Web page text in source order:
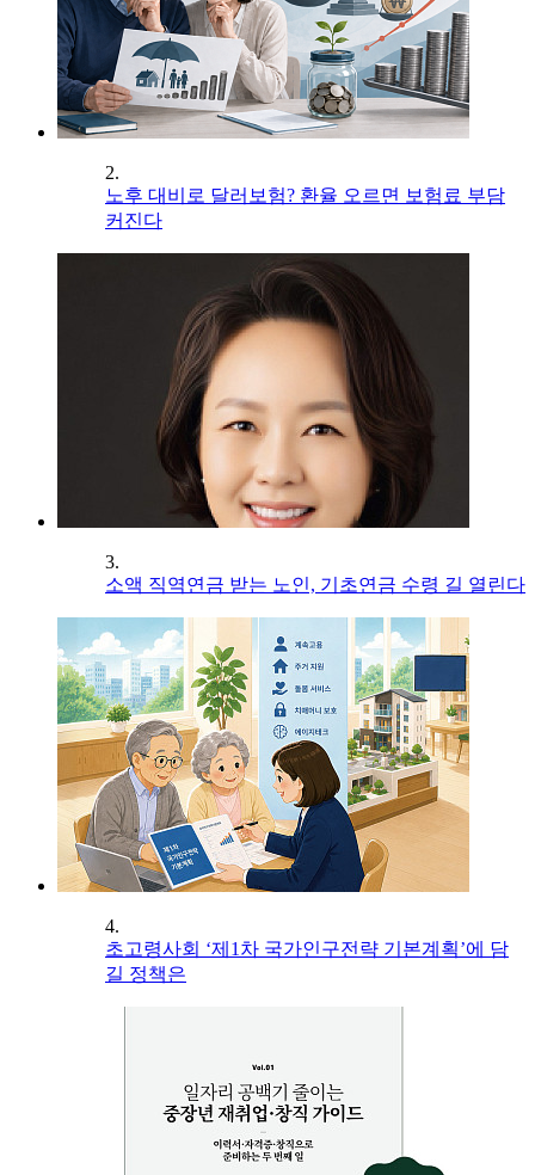
2.
노후 대비로 달러보험? 환율 오르면 보험료 부담
커진다
3.
소액 직역연금 받는 노인, 기초연금 수령 길 열린다
4.
초고령사회 ‘제1차 국가인구전략 기본계획’에 담
길 정책은